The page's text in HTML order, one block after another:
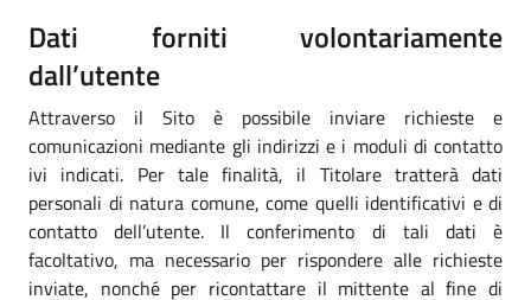
Dati forniti volontariamente
dall’utente
Attraverso il Sito è possibile inviare richieste e
comunicazioni mediante gli indirizzi e i moduli di contatto
ivi indicati. Per tale finalità, il Titolare tratterà dati
personali di natura comune, come quelli identificativi e di
contatto dell’utente. Il conferimento di tali dati è
facoltativo, ma necessario per rispondere alle richieste
inviate, nonché per ricontattare il mittente al fine di